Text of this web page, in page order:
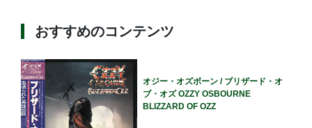
おすすめのコンテンツ
オジー・オズボーン / ブリザード・オ
ブ・オズ OZZY OSBOURNE
BLIZZARD OF OZZ